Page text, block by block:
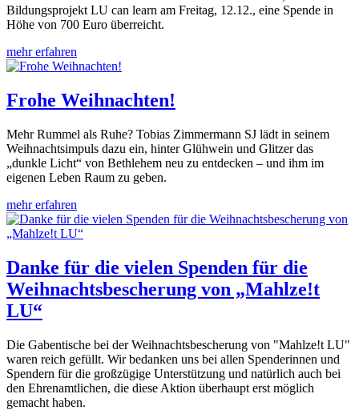
Bildungsprojekt LU can learn am Freitag, 12.12., eine Spende in
Höhe von 700 Euro überreicht.
mehr erfahren
Frohe Weihnachten!
Mehr Rummel als Ruhe? Tobias Zimmermann SJ lädt in seinem
Weihnachtsimpuls dazu ein, hinter Glühwein und Glitzer das
„dunkle Licht“ von Bethlehem neu zu entdecken – und ihm im
eigenen Leben Raum zu geben.
mehr erfahren
Danke für die vielen Spenden für die
Weihnachtsbescherung von „Mahlze!t
LU“
Die Gabentische bei der Weihnachtsbescherung von "Mahlze!t LU"
waren reich gefüllt. Wir bedanken uns bei allen Spenderinnen und
Spendern für die großzügige Unterstützung und natürlich auch bei
den Ehrenamtlichen, die diese Aktion überhaupt erst möglich
gemacht haben.